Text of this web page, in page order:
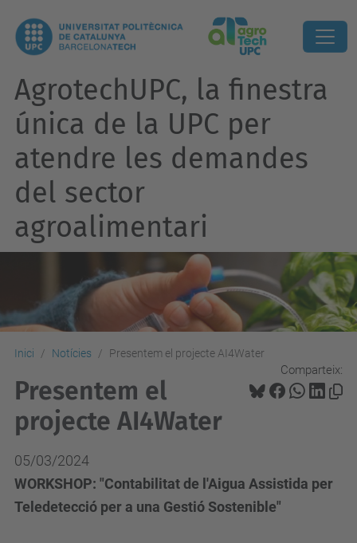
AgrotechUPC, la finestra
única de la UPC per
atendre les demandes
del sector
agroalimentari
Inici Notícies Presentem el projecte AI4Water
Comparteix:
Presentem el
projecte AI4Water
05/03/2024
WORKSHOP: "Contabilitat de l'Aigua Assistida per
Teledetecció per a una Gestió Sostenible"